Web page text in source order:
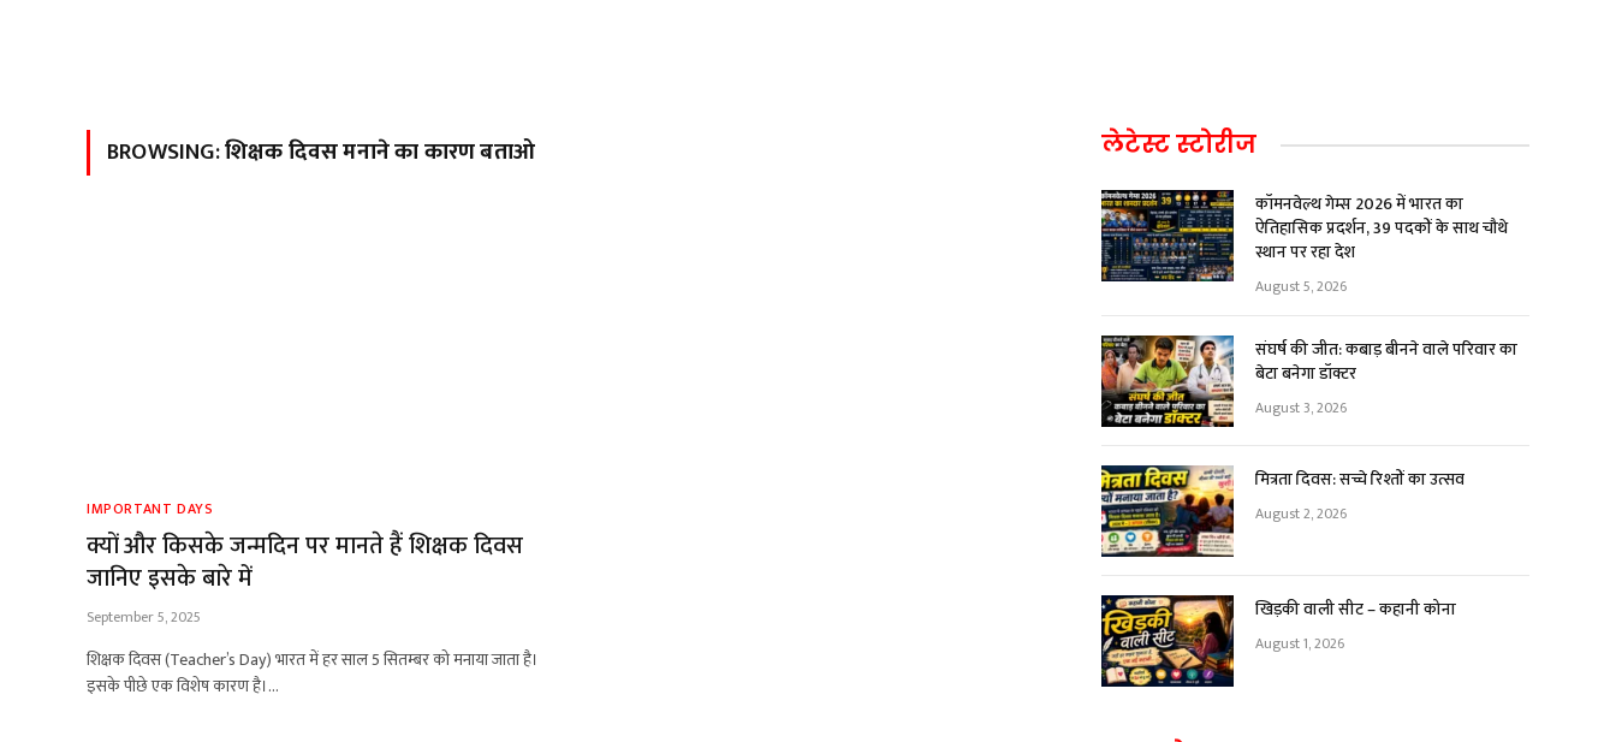
BROWSING:शिक्षक दिवस मनाने का कारण बताओ
IMPORTANT DAYS
क्यों और किसके जन्मदिन पर मानते हैं शिक्षक दिवस
जानिए इसके बारे में
September 5, 2025
शिक्षक दिवस (Teacher’s Day) भारत में हर साल 5 सितम्बर को मनाया जाता है।
इसके पीछे एक विशेष कारण है।…
लेटेस्ट स्टोरीज
कॉमनवेल्थ गेम्स 2026 में भारत का
ऐतिहासिक प्रदर्शन, 39 पदकों के साथ चौथे
स्थान पर रहा देश
August 5, 2026
संघर्ष की जीत: कबाड़ बीनने वाले परिवार का
बेटा बनेगा डॉक्टर
August 3, 2026
मित्रता दिवस: सच्चे रिश्तों का उत्सव
August 2, 2026
खिड़की वाली सीट – कहानी कोना
August 1, 2026